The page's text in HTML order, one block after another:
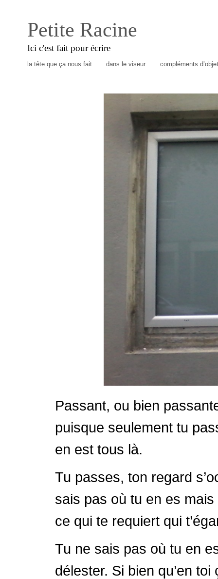
Petite Racine
Ici c'est fait pour écrire
la tête que ça nous fait dans le viseur compléments
Passant, ou bien
puisque seulement tu
en est tous là.
Tu passes, ton regard
sais pas où tu en es
ce qui te requiert qui
Tu ne sais pas où tu en
délester. Si bien qu’en